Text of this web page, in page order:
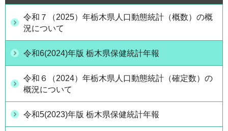
令和７（2025）年栃木県人口動態統計（概数）の概
況について
令和6(2024)年版 栃木県保健統計年報
令和６（2024）年栃木県人口動態統計（確定数）の
概況について
令和5(2023)年版 栃木県保健統計年報